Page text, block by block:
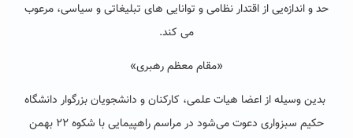
حد و اندازه‌یی از اقتدار نظامی و توانایی های تبلیغاتی و سیاسی، مرعوب
می کند.
«مقام معظم رهبری»
بدین وسیله از اعضا هیات علمی، کارکنان و دانشجویان بزرگوار دانشگاه
حکیم سبزواری دعوت می‌شود در مراسم راهپیمایی با شکوه۲۲ بهمن